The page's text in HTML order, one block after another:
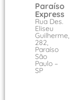
Paraíso
Express
Rua Des.
Eliseu
Guilherme,
282,
Paraíso
São
Paulo –
SP